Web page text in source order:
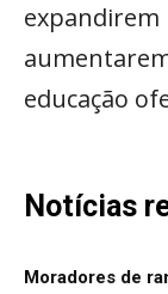
expandirem
educação
Notícias
Moradores de